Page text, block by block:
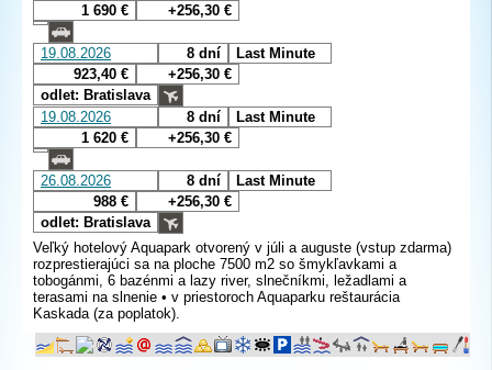
1 690 €
+256,30 €
19.08.2026 8 dní
Last Minute
923,40 €
+256,30 €
odlet: Bratislava
19.08.2026
8 dní
Last Minute
1 620 €
+256,30 €
26.08.2026 8 dní
Last Minute
988 €
+256,30 €
odlet: Bratislava
Veľký hotelový Aquapark otvorený v júli a auguste (vstup zdarma)
rozprestierajúci sa na ploche 7500 m2 so šmykľavkami a
tobogánmi, 6 bazénmi a lazy river, slnečníkmi, ležadlami a
terasami na slnenie • v priestoroch Aquaparku reštaurácia
Kaskada (za poplatok).